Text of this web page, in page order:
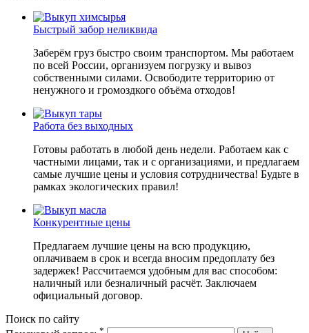
Быстрый забор неликвида
Заберём груз быстро своим транспортом. Мы работаем
по всей России, организуем погрузку и вывоз
собственными силами. Освободите территорию от
ненужного и громоздкого объёма отходов!
Работа без выходных
Готовы работать в любой день недели. Работаем как с
частными лицами, так и с организациями, и предлагаем
самые лучшие цены и условия сотрудничества! Будьте в
рамках экологических правил!
Конкурентные цены
Предлагаем лучшие цены на всю продукцию,
оплачиваем в срок и всегда вносим предоплату без
задержек! Рассчитаемся удобным для вас способом:
наличный или безналичный расчёт. Заключаем
официальный договор.
Поиск по сайту
*